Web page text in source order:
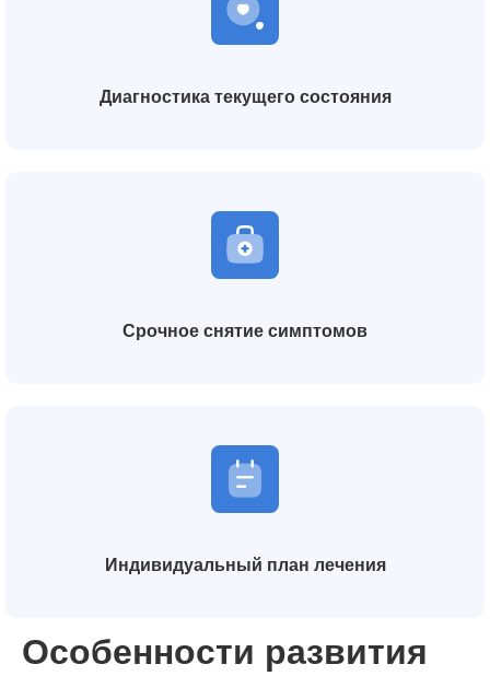
Диагностика текущего состояния
Срочное снятие симптомов
Индивидуальный план лечения
Особенности развития